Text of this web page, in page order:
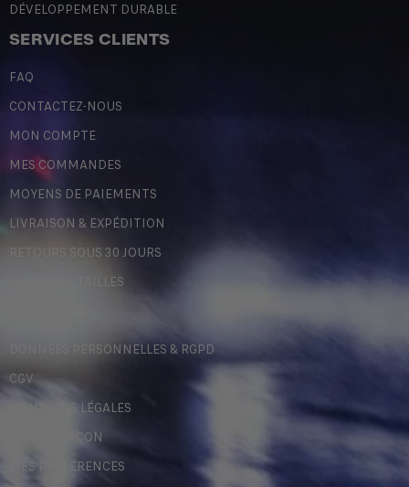
DÉVELOPPEMENT DURABLE
SERVICES CLIENTS
FAQ
CONTACTEZ-NOUS
MON COMPTE
MES COMMANDES
MOYENS DE PAIEMENTS
LIVRAISON & EXPÉDITION
RETOURS SOUS 30 JOURS
GUIDE DES TAILLES
DONNÉES PERSONNELLES & RGPD
CGV
MENTIONS LÉGALES
CONTREFAÇON
MES PRÉFÉRENCES